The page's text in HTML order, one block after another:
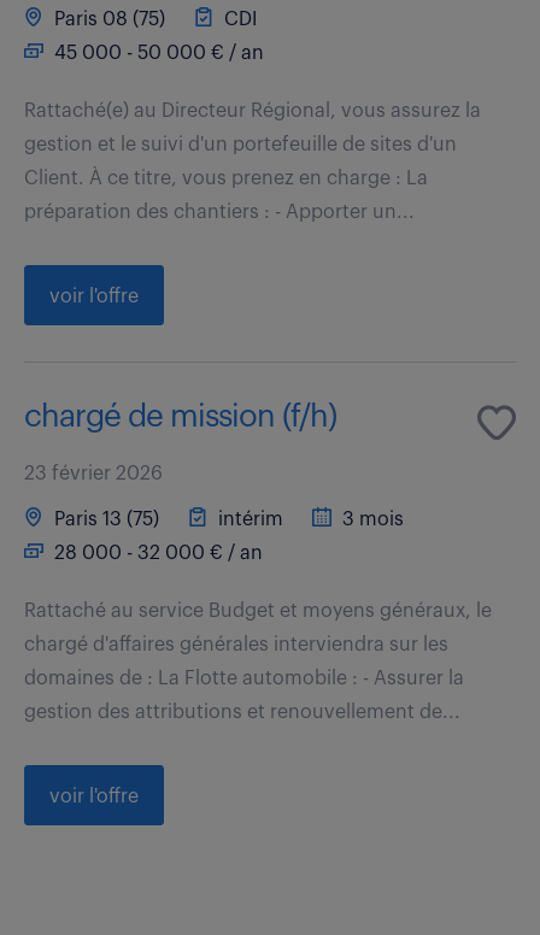
Paris 08 (75)
CDI
45 000 - 50 000 € / an
Rattaché(e) au Directeur Régional, vous assurez la
gestion et le suivi d'un portefeuille de sites d'un
Client. À ce titre, vous prenez en charge : La
préparation des chantiers : - Apporter un...
voir l'offre
chargé de mission (f/h)
23 février 2026
Paris 13 (75) intérim
3 mois
28 000 - 32 000 € / an
Rattaché au service Budget et moyens généraux, le
chargé d'affaires générales interviendra sur les
domaines de : La Flotte automobile : - Assurer la
gestion des attributions et renouvellement de...
voir l'offre